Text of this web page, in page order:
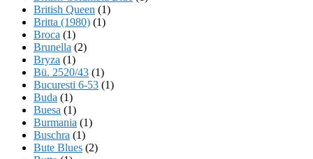
British Queen (1)
Britta (1980) (1)
Broca (1)
Brunella (2)
Bryza (1)
Bü. 2520/43 (1)
Bucuresti 6-53 (1)
Buda (1)
Buesa (1)
Burmania (1)
Buschra (1)
Bute Blues (2)